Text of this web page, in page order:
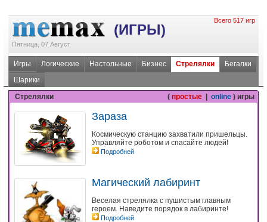
(ИГРЫ)
Пятница, 07 Август
Всего 517 игр
Игры Логические Настольные Бизнес Стрелялки
Бегалки
Шарики
Стрелялки
( простые online ) игры
Зараза
Космическую станцию захватили пришельцы.
Управляйте роботом и спасайте людей!
Подробней
Магический лабиринт
Веселая стрелялка с пушистым главным
героем. Наведите порядок в лабиринте!
Подробней